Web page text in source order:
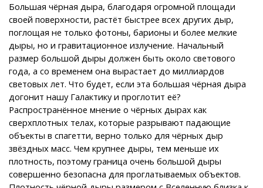
Большая чёрная дыра, благодаря огромной площади
своей поверхности, растёт быстрее всех других дыр,
поглощая не только фотоны, барионы и более мелкие
дыры, но и гравитационное излучение. Начальный
размер большой дыры должен быть около светового
года, а со временем она вырастает до миллиардов
световых лет. Что будет, если эта большая чёрная дыра
догонит нашу Галактику и проглотит её?
Распространённое мнение о чёрных дырах как
сверхплотных телах, которые разрывают падающие
объекты в спагетти, верно только для чёрных дыр
звёздных масс. Чем крупнее дыры, тем меньше их
плотность, поэтому граница очень большой дыры
совершенно безопасна для проглатываемых объектов.